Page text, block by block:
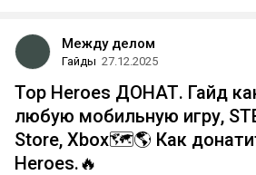
Между делом
Гайды 27.12.2025
Top Heroes ДОНАТ. Гайд
любую мобильную игру,
Store, Xbox🗺️🌎 Как
Heroes.🔥